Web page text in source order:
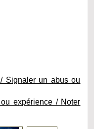
Signaler un abus ou
expérience / Noter